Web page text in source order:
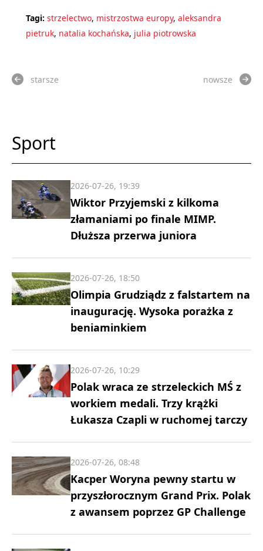
Tagi: strzelectwo, mistrzostwa europy, aleksandra
pietruk, natalia kochańska, julia piotrowska
starsze nowsze
Sport
Wiktor Przyjemski z kilkoma
złamaniami po finale MIMP.
Dłuższa przerwa juniora
2026-07-26, 19:39
Olimpia Grudziądz z falstartem na
inaugurację. Wysoka porażka z
beniaminkiem
2026-07-26, 18:50
Polak wraca ze strzeleckich MŚ z
workiem medali. Trzy krążki
Łukasza Czapli w ruchomej tarczy
2026-07-26, 10:29
Kacper Woryna pewny startu w
przyszłorocznym Grand Prix. Polak
z awansem poprzez GP Challenge
2026-07-26, 08:48